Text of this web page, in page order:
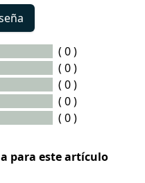
( 0 )
( 0 )
( 0 )
( 0 )
( 0 )
para este artículo